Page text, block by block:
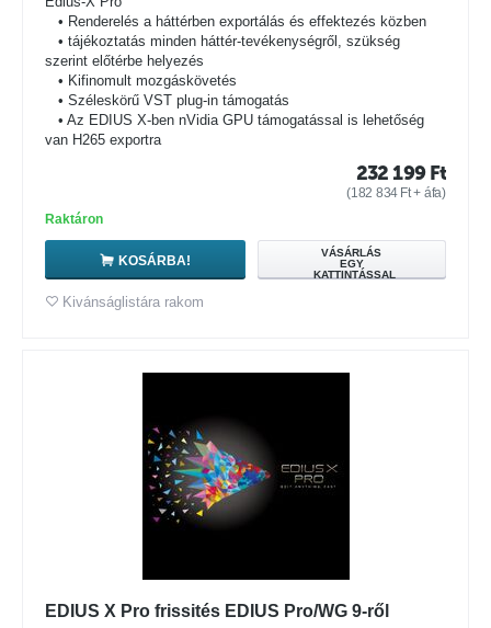
• Renderelés a háttérben exportálás és effektezés közben
• tájékoztatás minden háttér-tevékenységről, szükség
szerint előtérbe helyezés
• Kifinomult mozgáskövetés
• Széleskörű VST plug-in támogatás
• Az EDIUS X-ben nVidia GPU támogatással is lehetőség
van H265 exportra
232 199 Ft
(182 834 Ft+ áfa)
Raktáron
KOSÁRBA!
VÁSÁRLÁS
EGY
KATTINTÁSSAL
Kivánságlistára rakom
EDIUS X Pro frissités EDIUS Pro/WG 9-ről